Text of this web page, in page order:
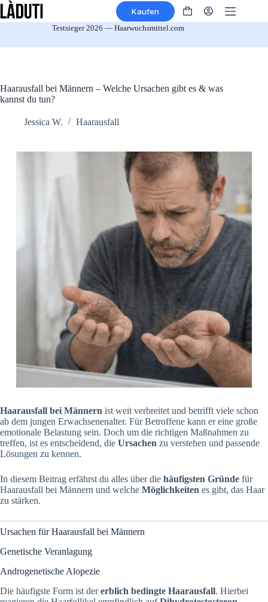
Zum
Inhalt
Kaufen Warenkorb
Testsieger 2026 — Haarwuchsmittel.com
Haarausfall bei Männern – Welche Ursachen gibt es & was
kannst du tun?
Jessica W. Haarausfall
Haarausfall bei Männern ist weit verbreitet und betrifft viele schon
ab dem jungen Erwachsenenalter. Für Betroffene kann er eine große
emotionale Belastung sein. Doch um die richtigen Maßnahmen zu
treffen, ist es entscheidend, die Ursachen zu verstehen und passende
Lösungen zu kennen.
In diesem Beitrag erfährst du alles über die häufigsten Gründe für
Haarausfall bei Männern und welche Möglichkeiten es gibt, das Haar
zu stärken.
Ursachen für Haarausfall bei Männern
Genetische Veranlagung
Androgenetische Alopezie
Die häufigste Form ist dererblich bedingte Haarausfall. Hierbei